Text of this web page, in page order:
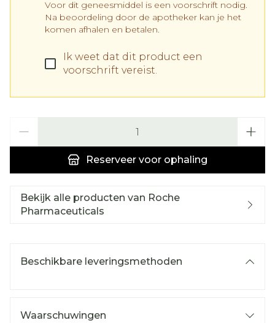
Voor dit geneesmiddel is een voorschrift nodig.
Na beoordeling door de apotheker kan je het
komen afhalen en betalen.
Ik weet dat dit product een
voorschrift vereist.
Reserveer voor ophaling
Bekijk alle producten van Roche
Pharmaceuticals
Beschikbare leveringsmethoden
Waarschuwingen